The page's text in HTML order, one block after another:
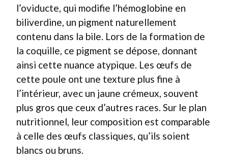
l’oviducte, qui modifie l’hémoglobine en
biliverdine, un pigment naturellement
contenu dans la bile. Lors de la formation de
la coquille, ce pigment se dépose, donnant
ainsi cette nuance atypique. Les œufs de
cette poule ont une texture plus fine à
l’intérieur, avec un jaune crémeux, souvent
plus gros que ceux d’autres races. Sur le plan
nutritionnel, leur composition est comparable
à celle des œufs classiques, qu’ils soient
blancs ou bruns.